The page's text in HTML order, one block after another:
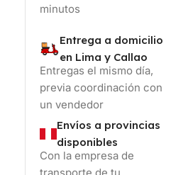
minutos
Entrega a domicilio
en Lima y Callao
Entregas el mismo día,
previa coordinación con
un vendedor
Envíos a provincias
disponibles
Con la empresa de